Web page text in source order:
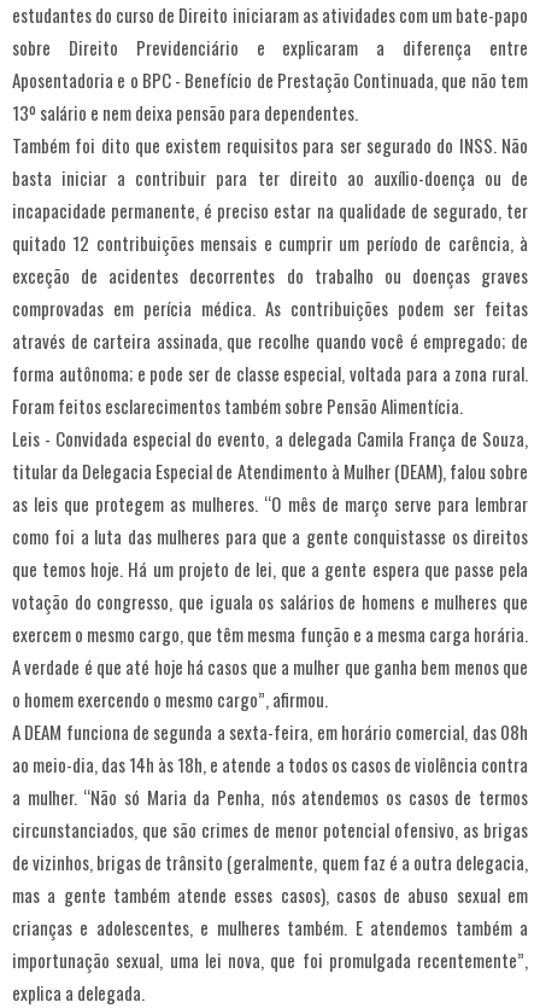
estudantes do curso de Direito iniciaram as atividades com um bate-papo
sobre Direito Previdenciário e explicaram a diferença entre
Aposentadoria e o BPC - Benefício de Prestação Continuada, que não tem
13º salário e nem deixa pensão para dependentes.
Também foi dito que existem requisitos para ser segurado do INSS. Não
basta iniciar a contribuir para ter direito ao auxílio-doença ou de
incapacidade permanente, é preciso estar na qualidade de segurado, ter
quitado 12 contribuições mensais e cumprir um período de carência, à
exceção de acidentes decorrentes do trabalho ou doenças graves
comprovadas em perícia médica. As contribuições podem ser feitas
através de carteira assinada, que recolhe quando você é empregado; de
forma autônoma; e pode ser de classe especial, voltada para a zona rural.
Foram feitos esclarecimentos também sobre Pensão Alimentícia.
Leis - Convidada especial do evento, a delegada Camila França de Souza,
titular da Delegacia Especial de Atendimento à Mulher (DEAM), falou sobre
as leis que protegem as mulheres. “O mês de março serve para lembrar
como foi a luta das mulheres para que a gente conquistasse os direitos
que temos hoje. Há um projeto de lei, que a gente espera que passe pela
votação do congresso, que iguala os salários de homens e mulheres que
exercem o mesmo cargo, que têm mesma função e a mesma carga horária.
A verdade é que até hoje há casos que a mulher que ganha bem menos que
o homem exercendo o mesmo cargo”, afirmou.
A DEAM funciona de segunda a sexta-feira, em horário comercial, das 08h
ao meio-dia, das 14h às 18h, e atende a todos os casos de violência contra
a mulher. “Não só Maria da Penha, nós atendemos os casos de termos
circunstanciados, que são crimes de menor potencial ofensivo, as brigas
de vizinhos, brigas de trânsito (geralmente, quem faz é a outra delegacia,
mas a gente também atende esses casos), casos de abuso sexual em
crianças e adolescentes, e mulheres também. E atendemos também a
importunação sexual, uma lei nova, que foi promulgada recentemente”,
explica a delegada.